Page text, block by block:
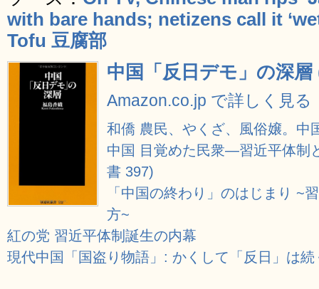
with bare hands; netizens call it
Tofu 豆腐部
中国「反日デモ」の深層
Amazon.co.jp で詳しく見る
和僑 農民、やくざ、風俗嬢。中
中国 目覚めた民衆―習近平体制
書 397)
「中国の終わり」のはじまり ~
方~
紅の党 習近平体制誕生の内幕
現代中国「国盗り物語」: かくして「反日」は